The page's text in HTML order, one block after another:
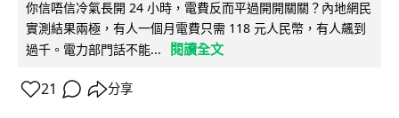
你信唔信冷氣長開 24 小時，電費反而平過開開關關？內地網民
實測結果兩極，有人一個月電費只需 118 元人民幣，有人飆到
過千。電力部門話不能...
閱讀全文
21 分享